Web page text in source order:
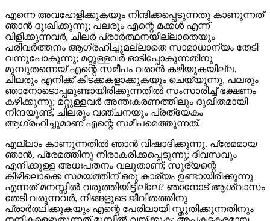
എന്നെ അവഹേളിക്കുകയും നിന്ദിക്കപ്പെടുന്നതു കാണുന്നത്
ഞാൻ ദുഃഖിക്കുന്നു; പലരും എന്റെ മക്കൾ എന്ന്
വിളിക്കുന്നവർ, ചിലർ പ്രാർത്ഥനയില്ലാതെയും
പരിവർത്തനം ആഗ്രഹിച്ചുമല്ലാതെ സാമാധാന്യം തേടി
വന്നുപോകുന്നു; മറ്റുള്ളവർ ഓടിപ്പോകുന്നതിനു
മുമ്പുതന്നെയ്‍ എന്റെ സമീപം വരാൻ കഴിയുകയില്ല,
ചിലരും എനിക്ക് കിടക്കകളാക്കുകയും ചെയ്യുന്നു, പലരും
ഞാനോടൊപ്പമുണ്ടായിരിക്കുന്നതിൽ സംസാരിച്ച് ഭക്ഷണം
കഴിക്കുന്നു; മറ്റുള്ളവർ അന്തഃകരണത്തിലും ദുഖിതമായി
നിന്ദയുണ്ട്, ചിലരും വഞ്ചനയും പ്രത്യേകം
ആഗ്രഹിച്ചുമാണ് എന്റെ സമീപമെത്തുന്നത്.
എല്ലാം കാണുന്നതിൽ ഞാൻ വിഷാദിക്കുന്നു. പ്രേമമായ
ഞാന്‍, പ്രേമത്തിനു നിരാകരിക്കപ്പെടുന്നു; ദിവസവും
എനിക്കുള്ള അധഃപതനം വലുതാണ്; സൂര്യന്റെ
കീഴിലൊക്കെ സമയത്തിന് ഒരു കാര്യം ഉണ്ടായിരിക്കുന്നു
എന്നത് മനസ്സിൽ വരുത്തിയിട്ടില്ലേ? ഞാനോട് ആശ്വാസം
തേടി വരുന്നവർ, നിങ്ങളുടെ ജീവിതത്തിനു
പ്രാർത്ഥിക്കുകയും എന്റെ പേരിലായി സ്തുതിക്കുന്നതിനും